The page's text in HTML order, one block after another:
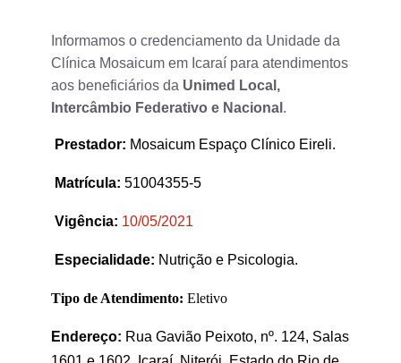
Informamos o credenciamento da Unidade da
Clínica Mosaicum em Icaraí para atendimentos
aos beneficiários da Unimed Local,
Intercâmbio Federativo e Nacional .
Prestador: Mosaicum Espaço Clínico Eireli.
Matrícula: 51004355-5
Vigência: 10/05/2021
Especialidade: Nutrição e Psicologia.
Tipo de Atendimento: Eletivo
Endereço: Rua Gavião Peixoto, nº. 124, Salas